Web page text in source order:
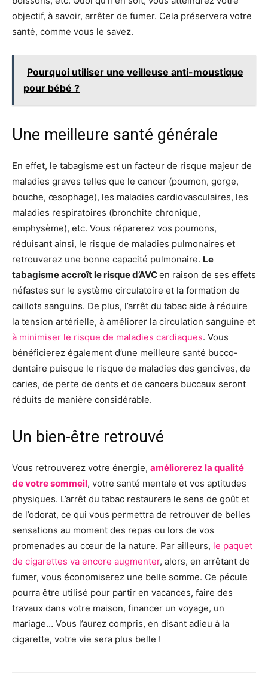
objectif, à savoir, arrêter de fumer. Cela préservera votre
santé, comme vous le savez.
Pourquoi utiliser une veilleuse anti-moustique
pour bébé ?
Une meilleure santé générale
En effet, le tabagisme est un facteur de risque majeur de
maladies graves telles que le cancer (poumon, gorge,
bouche, œsophage), les maladies cardiovasculaires, les
maladies respiratoires (bronchite chronique,
emphysème), etc. Vous réparerez vos poumons,
réduisant ainsi, le risque de maladies pulmonaires et
retrouverez une bonne capacité pulmonaire. Le
tabagisme accroît le risque d’AVCen raison de ses effets
néfastes sur le système circulatoire et la formation de
caillots sanguins. De plus, l’arrêt du tabac aide à réduire
la tension artérielle, à améliorer la circulation sanguine et
à minimiser le risque de maladies cardiaques. Vous
bénéficierez également d’une meilleure santé bucco-
dentaire puisque le risque de maladies des gencives, de
caries, de perte de dents et de cancers buccaux seront
réduits de manière considérable.
Un bien-être retrouvé
Vous retrouverez votre énergie, améliorerez la qualité
de votre sommeil, votre santé mentale et vos aptitudes
physiques. L’arrêt du tabac restaurera le sens de goût et
de l’odorat, ce qui vous permettra de retrouver de belles
sensations au moment des repas ou lors de vos
promenades au cœur de la nature. Par ailleurs, le paquet
de cigarettes va encore augmenter, alors, en arrêtant de
fumer, vous économiserez une belle somme. Ce pécule
pourra être utilisé pour partir en vacances, faire des
travaux dans votre maison, financer un voyage, un
mariage… Vous l’aurez compris, en disant adieu à la
cigarette, votre vie sera plus belle !